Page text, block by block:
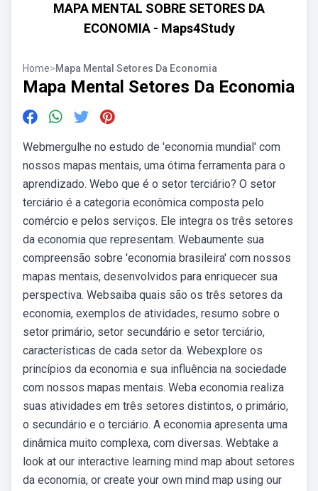
MAPA MENTAL SOBRE SETORES DA
ECONOMIA - Maps4Study
Home>Mapa Mental Setores Da Economia
Mapa Mental Setores Da Economia
Webmergulhe no estudo de 'economia mundial' com
nossos mapas mentais, uma ótima ferramenta para o
aprendizado. Webo que é o setor terciário? O setor
terciário é a categoria econômica composta pelo
comércio e pelos serviços. Ele integra os três setores
da economia que representam. Webaumente sua
compreensão sobre 'economia brasileira' com nossos
mapas mentais, desenvolvidos para enriquecer sua
perspectiva. Websaiba quais são os três setores da
economia, exemplos de atividades, resumo sobre o
setor primário, setor secundário e setor terciário,
características de cada setor da. Webexplore os
princípios da economia e sua influência na sociedade
com nossos mapas mentais. Weba economia realiza
suas atividades em três setores distintos, o primário,
o secundário e o terciário. A economia apresenta uma
dinâmica muito complexa, com diversas. Webtake a
look at our interactive learning mind map about setores
da economia, or create your own mind map using our